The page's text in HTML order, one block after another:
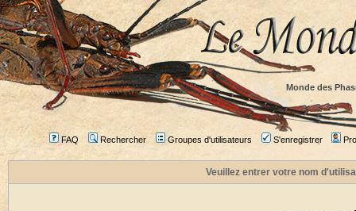
Monde des
FAQ Rechercher Groupes d'utilisateurs S'enregistrer
Veuillez entrer votre nom